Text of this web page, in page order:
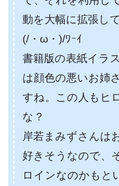
動を大幅に拡張し
(/・ω・)/ﾜｰｲ
書籍版の表紙イラ
は顔色の悪いお姉
すね。この人もヒ
な？
岸若まみずさんは
好きそうなので、
ロインなのかもと